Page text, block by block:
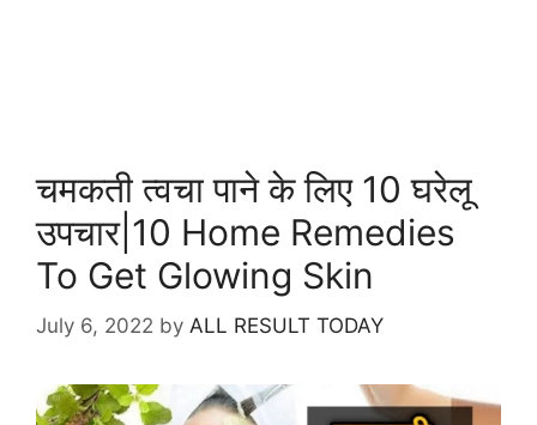
चमकती त्वचा पाने के लिए 10 घरेलू
उपचार|10 Home Remedies
To Get Glowing Skin
July 6, 2022 by ALL RESULT TODAY